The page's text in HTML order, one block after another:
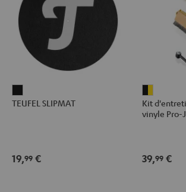
SLIPMAT
TEUFEL SLIPMAT
19,99 €
pour
Pro-
Kit
vinyle Pro-
39,99 €